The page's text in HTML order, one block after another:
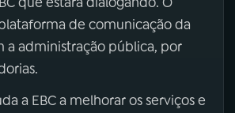
de comunicação da
a administração pública, por
a EBC a melhorar os serviços e